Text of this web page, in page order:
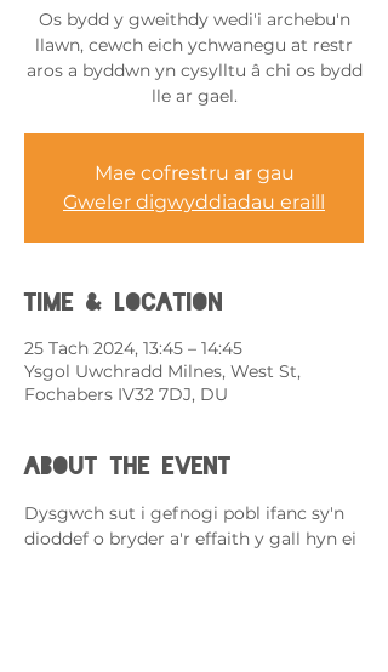
Os bydd y gweithdy wedi'i archebu'n
llawn, cewch eich ychwanegu at restr
aros a byddwn yn cysylltu â chi os bydd
lle ar gael.
Mae cofrestru ar gau
Gweler digwyddiadau eraill
Time & Location
25 Tach 2024, 13:45 – 14:45
Ysgol Uwchradd Milnes, West St,
Fochabers IV32 7DJ, DU
About the event
Dysgwch sut i gefnogi pobl ifanc sy'n
dioddef o bryder a'r effaith y gall hyn ei